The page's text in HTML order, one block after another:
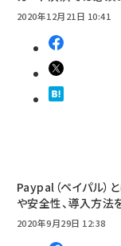
2020年12月21日 10:41
Paypal（ペイパル）と
や安全性、導入方法
2020年9月29日 12:38